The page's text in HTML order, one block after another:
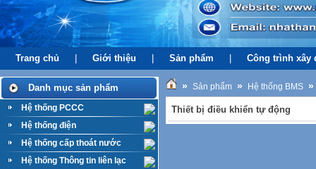
Trang chủ Giới thiệu Sản phẩm Công trình xây
Danh mục sản phẩm
Hệ thống PCCC
Hệ thống điện
Hệ thống cấp thoát nước
Hệ thống Thông tin liên lạc
» Sản phẩm » Hệ thống BMS »
Thiết bị điều khiển tự động